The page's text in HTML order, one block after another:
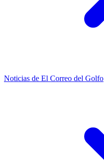
Noticias de El Correo del Golfo